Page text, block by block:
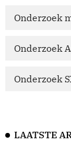
Onderzoek
Onderzoek
Onderzoek
LAATSTE